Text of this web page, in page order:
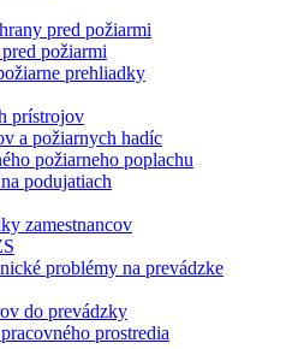
pred požiarmi
požiarmi
prehliadky
prístrojov
a požiarnych hadíc
požiarneho poplachu
podujatiach
zamestnancov
problémy na prevádzke
do prevádzky
prostredia